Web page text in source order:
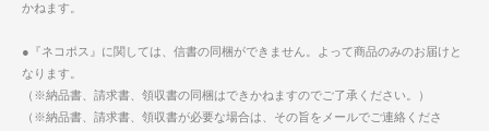
かねます。
●『ネコポス』に関しては、信書の同梱ができません。よって商品のみのお届けと
なります。
（※納品書、請求書、領収書の同梱はできかねますのでご了承ください。）
（※納品書、請求書、領収書が必要な場合は、その旨をメールでご連絡くださ